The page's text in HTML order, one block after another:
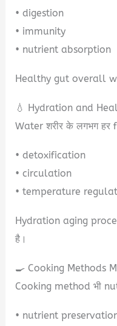
• digestion
• immunity
• nutrient absorption
Healthy gut overall
💧 Hydration and
Water शरीर के लगभग हर
• detoxification
• circulation
• temperature
Hydration aging
है।
🍳 Cooking Methods
Cooking method भी
• nutrient